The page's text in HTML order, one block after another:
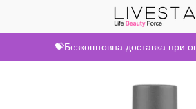
💝Безкоштовна доставка при